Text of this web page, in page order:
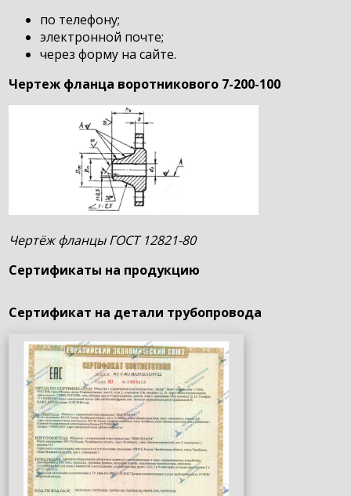
по телефону;
электронной почте;
через форму на сайте.
Чертеж фланца воротникового 7-200-100
Чертёж фланцы ГОСТ 12821-80
Сертификаты на продукцию
Сертификат на детали трубопровода